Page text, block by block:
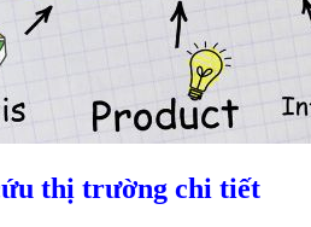
thị trường chi tiết